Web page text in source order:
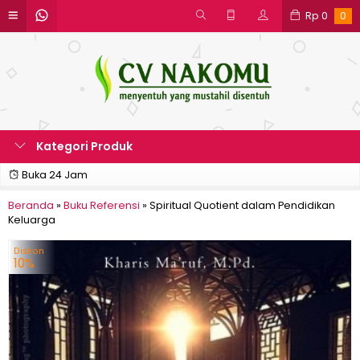
Rp 0 0
Kategori Produk
Buka 24 Jam
Beranda » Buku Referensi » Spiritual Quotient dalam Pendidikan
Keluarga
Diskon
10%